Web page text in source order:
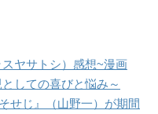
スヤサトシ）感想~漫画
しての喜びと悩み～
せじ』（山野一）が期間